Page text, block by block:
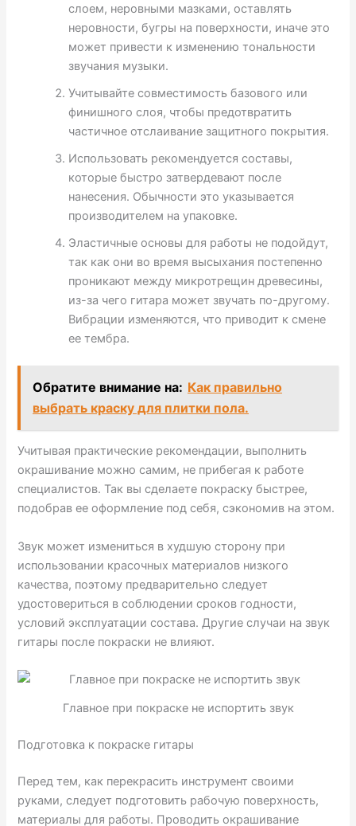
слоем, неровными мазками, оставлять
неровности, бугры на поверхности, иначе это
может привести к изменению тональности
звучания музыки.
Учитывайте совместимость базового или
финишного слоя, чтобы предотвратить
частичное отслаивание защитного покрытия.
Использовать рекомендуется составы,
которые быстро затвердевают после
нанесения. Обычности это указывается
производителем на упаковке.
Эластичные основы для работы не подойдут,
так как они во время высыхания постепенно
проникают между микротрещин древесины,
из-за чего гитара может звучать по-другому.
Вибрации изменяются, что приводит к смене
ее тембра.
Обратите внимание на: Как правильно
выбрать краску для плитки пола.
Учитывая практические рекомендации, выполнить
окрашивание можно самим, не прибегая к работе
специалистов. Так вы сделаете покраску быстрее,
подобрав ее оформление под себя, сэкономив на этом.
Звук может измениться в худшую сторону при
использовании красочных материалов низкого
качества, поэтому предварительно следует
удостовериться в соблюдении сроков годности,
условий эксплуатации состава. Другие случаи на звук
гитары после покраски не влияют.
Главное при покраске не испортить звук
Подготовка к покраске гитары
Перед тем, как перекрасить инструмент своими
руками, следует подготовить рабочую поверхность,
материалы для работы. Проводить окрашивание